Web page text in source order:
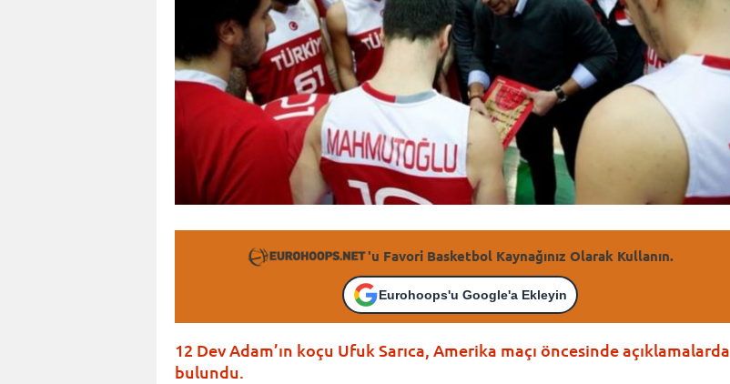
'u Favori Basketbol Kaynağınız Olarak Kullanın.
Eurohoops'u Google'a Ekleyin
12 Dev Adam’ın koçu Ufuk Sarıca, Amerika maçı öncesinde açıklamalarda
bulundu.